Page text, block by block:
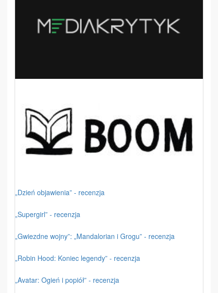
„Dzień objawienia” - recenzja
„Supergirl” - recenzja
„Gwiezdne wojny”: „Mandalorian i Grogu” - recenzja
„Robin Hood: Koniec legendy” - recenzja
„Avatar: Ogień i popiół” - recenzja